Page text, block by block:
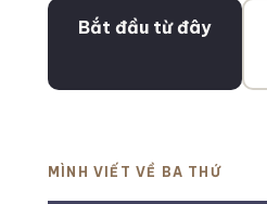
Bắt đầu từ đây
MÌNH VIẾT VỀ BA THỨ